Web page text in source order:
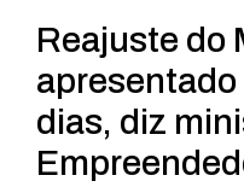
Reajuste do
dias, diz